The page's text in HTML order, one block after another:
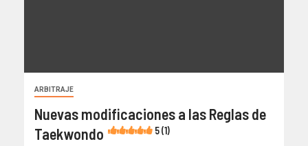
ARBITRAJE
Nuevas modificaciones a las Reglas de
Taekwondo
5 (1)